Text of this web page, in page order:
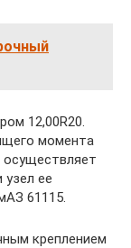
12,00R20.
момента
осуществляет
узел ее
61115.
креплением